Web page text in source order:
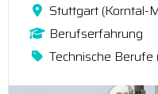
Stuttgart (Korntal-
Berufserfahrung
Technische Berufe